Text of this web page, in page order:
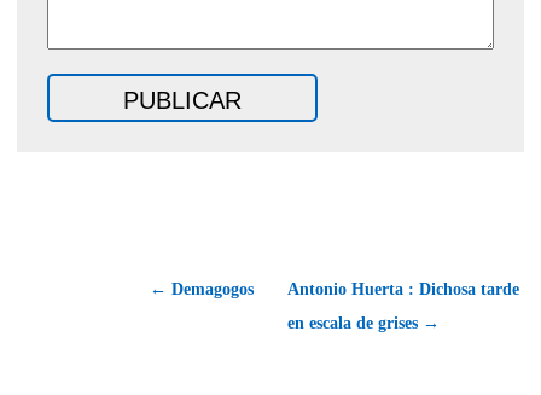
← Demagogos
Antonio Huerta : Dichosa tarde
en escala de grises →